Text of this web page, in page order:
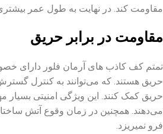
مقاومت کند. در نهایت به طول عمر
مقاومت در برابر حریق
تمتم کف کاذب های آرمان فلور دارای
حریق هستند. که می‌توانند به کنترل
حریق کمک کنند. این ویژگی امنیتی بسیار
می‌دهند. همچنین در زمان وقوع آتش
فرو نمیریزد.